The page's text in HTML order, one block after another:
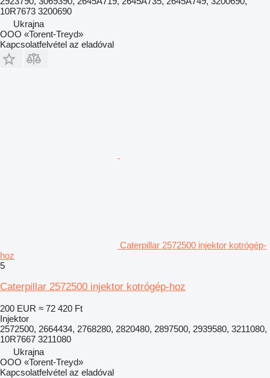
10R7673 3200690
Ukrajna
OOO «Torent-Treyd»
Kapcsolatfelvétel az eladóval
Caterpillar 2572500 injektor kotrógép-
hoz
5
Caterpillar 2572500 injektor kotrógép-hoz
200 EUR ≈ 72 420 Ft
Injektor
2572500, 2664434, 2768280, 2820480, 2897500, 2939580, 3211080,
10R7667 3211080
Ukrajna
OOO «Torent-Treyd»
Kapcsolatfelvétel az eladóval